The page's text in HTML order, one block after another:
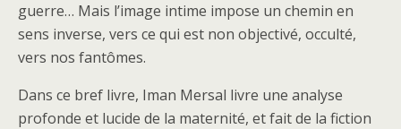
guerre… Mais l’image intime impose un chemin en
sens inverse, vers ce qui est non objectivé, occulté,
vers nos fantômes.
Dans ce bref livre, Iman Mersal livre une analyse
profonde et lucide de la maternité, et fait de la fiction